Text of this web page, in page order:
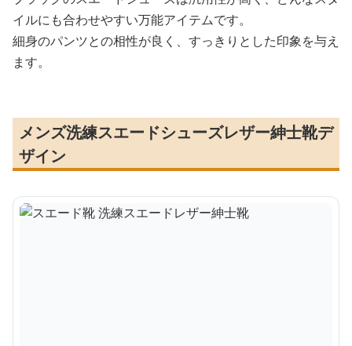
イルにも合わせやすい万能アイテムです。
細身のパンツとの相性が良く、すっきりとした印象を与え
ます。
メンズ洗練スエードシューズレザー紳士靴デ
ザイン